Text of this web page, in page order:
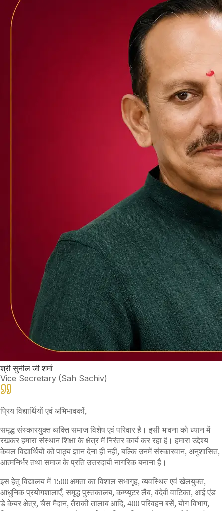
श्री सुनील जी शर्मा
Vice Secretary (Sah Sachiv)
प्रिय विद्यार्थियों एवं अभिभावकों,
समृद्ध संस्कारयुक्त व्यक्ति समाज विशेष एवं परिवार है। इसी भावना को ध्यान में
रखकर हमारा संस्थान शिक्षा के क्षेत्र में निरंतर कार्य कर रहा है। हमारा उद्देश्य
केवल विद्यार्थियों को पाठ्य ज्ञान देना ही नहीं, बल्कि उनमें संस्कारवान, अनुशासित,
आत्मनिर्भर तथा समाज के प्रति उत्तरदायी नागरिक बनाना है।
इस हेतु विद्यालय में 1500 क्षमता का विशाल सभागृह, व्यवस्थित एवं खेलयुक्त,
आधुनिक प्रयोगशालाएँ, समृद्ध पुस्तकालय, कम्प्यूटर लैब, वंदेवी वाटिका, आई एंड
डे केयर क्षेत्र, चैस मैदान, तैराकी तालाब आदि, 400 परिवहन बसें, योग विभाग,